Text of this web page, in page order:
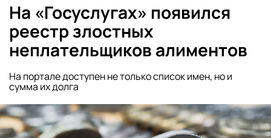
На «Госуслугах» появился
реестр злостных
неплательщиков алиментов
На портале доступен не только список имен, но и
сумма их долга